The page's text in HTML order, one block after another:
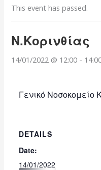
This event has passed.
Ν.Κορινθίας
14/01/2022 @ 12:00 -
Γενικό Νοσοκομείο
DETAILS
Date:
14/01/2022